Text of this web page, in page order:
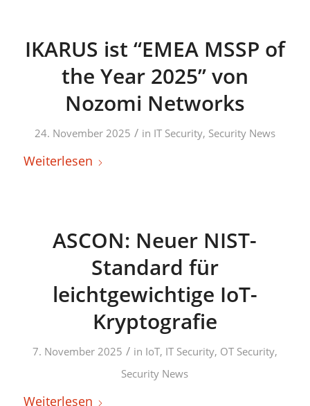
IKARUS ist “EMEA MSSP of
the Year 2025” von
Nozomi Networks
24. November 2025 / in IT Security, Security News
Weiterlesen
ASCON: Neuer NIST-
Standard für
leichtgewichtige IoT-
Kryptografie
7. November 2025 / in IoT, IT Security, OT Security,
Security News
Weiterlesen